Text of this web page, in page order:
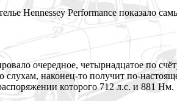
Hennessey Performance показало
очередное, четырнадцатое по
слухам, наконец-то получит по-
которого 712 л.с. и 881 Нм.